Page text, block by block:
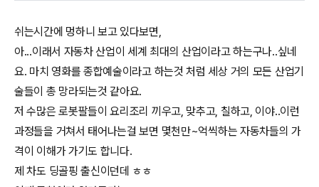
쉬는시간에 멍하니 보고 있다보면,
아...이래서 자동차 산업이 세계 최대의 산업이라고 하는구나..싶네
요. 마치 영화를 종합예술이라고 하는것 처럼 세상 거의 모든 산업기
술들이 총 망라되는것 같아요.
저 수많은 로봇팔들이 요리조리 끼우고, 맞추고, 칠하고, 이야..이런
과정들을 거쳐서 태어나는걸 보면 몇천만~억씩하는 자동차들의 가
격이 이해가 가기도 합니다.
제 차도 딩골핑 출신이던데 ㅎㅎ